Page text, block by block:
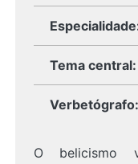
Tema central:
Verbetógrafo:
O belicismo